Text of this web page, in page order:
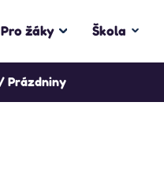
Pro žáky Škola
Prázdniny